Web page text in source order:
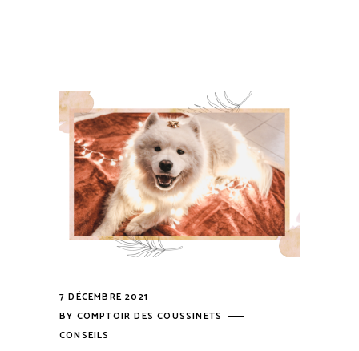
7 DÉCEMBRE 2021
BY COMPTOIR DES COUSSINETS
CONSEILS